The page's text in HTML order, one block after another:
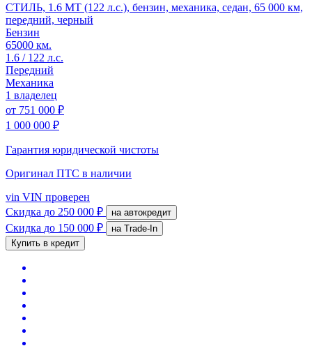
СТИЛЬ, 1.6 MT (122 л.с.), бензин, механика, седан, 65 000 км,
передний, черный
Бензин
65000 км.
1.6 / 122 л.с.
Передний
Механика
1 владелец
от 751 000 ₽
1 000 000 ₽
Гарантия юридической чистоты
Оригинал ПТС в наличии
vin VIN проверен
Скидка до 250 000 ₽ на автокредит
Скидка до 150 000 ₽
на Trade-In
Купить в кредит